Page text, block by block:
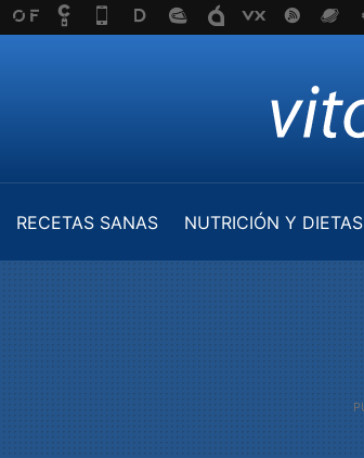
RECETAS SANAS NUTRICIÓN Y DIETAS